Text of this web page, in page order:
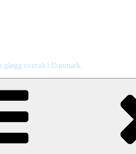
gløgg overalt i Danmark.